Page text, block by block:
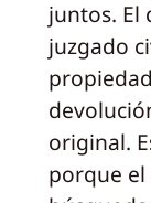
juntos. El
juzgado
original.
porque